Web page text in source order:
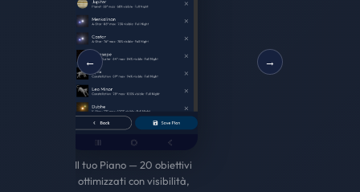
Sessione — Scegli la data e
seleziona sera, notte intera
← →